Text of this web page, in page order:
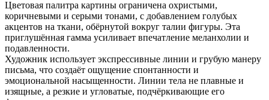
Цветовая палитра картины ограничена охристыми,
коричневыми и серыми тонами, с добавлением голубых
акцентов на ткани, обёрнутой вокруг талии фигуры. Эта
приглушённая гамма усиливает впечатление меланхолии и
подавленности.
Художник использует экспрессивные линии и грубую манеру
письма, что создаёт ощущение спонтанности и
эмоциональной насыщенности. Линии тела не плавные и
изящные, а резкие и угловатые, подчёркивающие его